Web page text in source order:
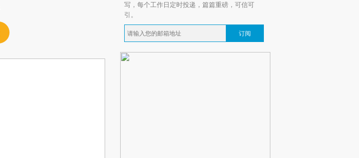
写，每个工作日定时投递，篇篇重磅，可信可
引。
订阅